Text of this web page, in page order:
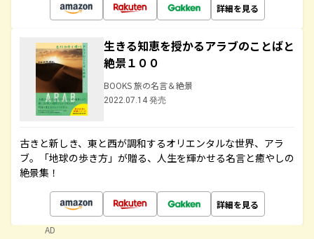
詳細を見る
生きる知恵を授かるアラブのことばと
絶景１００
BOOKS 旅の名言＆絶景
2022.07.14 発売
古きと新しき、東と西が調和するオリエンタルな世界、アラ
ブ。「地球の歩き方」が贈る、人生を輝かせる名言と癒やしの
絶景集！
詳細を見る
AD